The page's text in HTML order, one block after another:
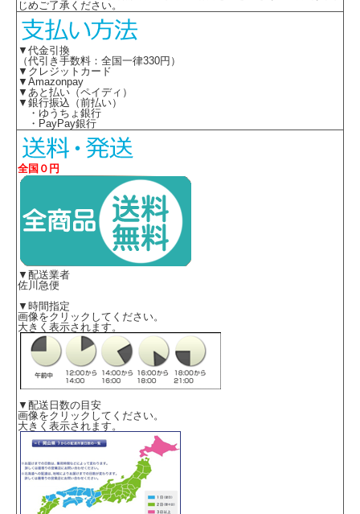
じめご了承ください。
▼代金引換
（代引き手数料：全国一律330円）
▼クレジットカード
▼Amazonpay
▼あと払い（ペイディ）
▼銀行振込（前払い）
・ゆうちょ銀行
・PayPay銀行
全国０円
▼配送業者
佐川急便
▼時間指定
画像をクリックしてください。
大きく表示されます。
▼配送日数の目安
画像をクリックしてください。
大きく表示されます。